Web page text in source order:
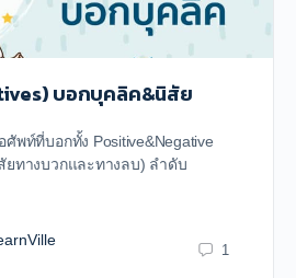
บอกบุคลิค&นิสัย
ศัพท์ที่บอกทั้ง Positive&Negative
ยทางบวกและทางลบ) ลำดับ
1